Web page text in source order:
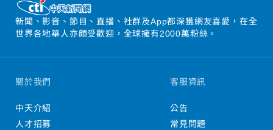
新聞、影音、節目、直播、社群及App都深獲網友喜愛，在全
世界各地華人亦頗受歡迎，全球擁有2000萬粉絲。
關於我們
中天介紹
人才招募
客服資訊
公告
常見問題